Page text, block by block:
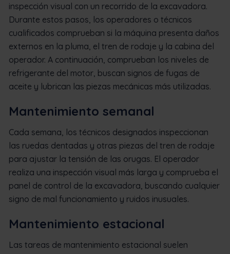
inspección visual con un recorrido de la excavadora.
Durante estos pasos, los operadores o técnicos
cualificados comprueban si la máquina presenta daños
externos en la pluma, el tren de rodaje y la cabina del
operador. A continuación, comprueban los niveles de
refrigerante del motor, buscan signos de fugas de
aceite y lubrican las piezas mecánicas más utilizadas.
Mantenimiento semanal
Cada semana, los técnicos designados inspeccionan
las ruedas dentadas y otras piezas del tren de rodaje
para ajustar la tensión de las orugas. El operador
realiza una inspección visual más larga y comprueba el
panel de control de la excavadora, buscando cualquier
signo de mal funcionamiento y ruidos inusuales.
Mantenimiento estacional
Las tareas de mantenimiento estacional suelen